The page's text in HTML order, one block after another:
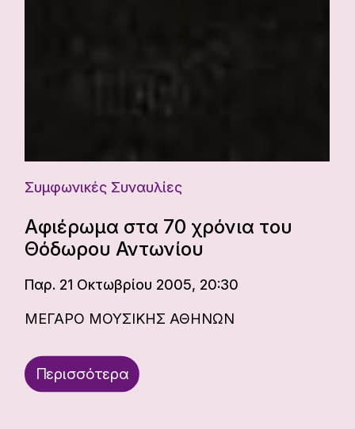
Συμφωνικές Συναυλίες
Αφιέρωμα στα 70 χρόνια του
Θόδωρου Αντωνίου
Παρ. 21 Οκτωβρίου 2005, 20:30
ΜΕΓΑΡΟ ΜΟΥΣΙΚΗΣ ΑΘΗΝΩΝ
Περισσότερα